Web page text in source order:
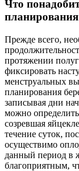
Что
Прежде всего,
протяжении
фиксировать
менструальных
планирования
записывая дни
можно
созревшая
течение суток,
осуществимо
данный период в
благоприятным,